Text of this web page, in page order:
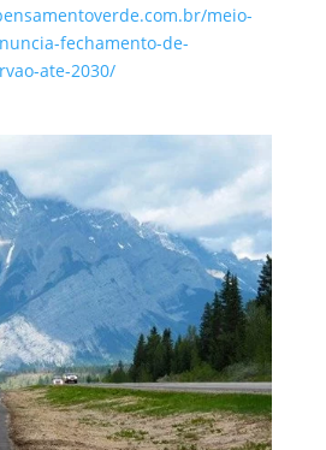
meio-
fechamento-de-
ate-2030/